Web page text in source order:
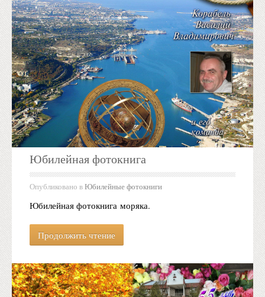
Юбилейная фотокнига
Опубликовано вЮбилейные фотокниги
Юбилейная фотокнига моряка.
Продолжить чтение